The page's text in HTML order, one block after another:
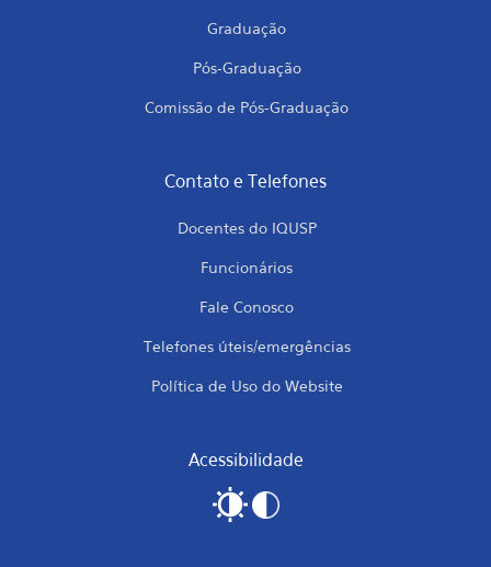
Graduação
Pós-Graduação
Comissão de Pós-Graduação
Contato e Telefones
Docentes do IQUSP
Funcionários
Fale Conosco
Telefones úteis/emergências
Política de Uso do Website
Acessibilidade